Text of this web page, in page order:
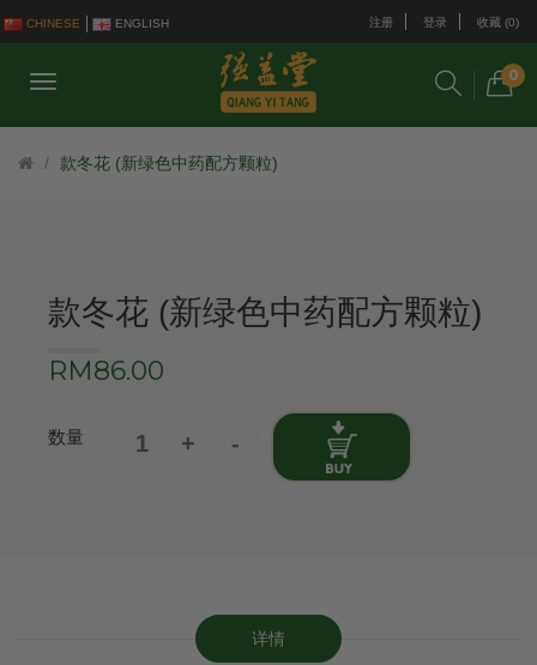
CHINESE ENGLISH 注册 登录 收藏 (0)
0
款冬花 (新绿色中药配方颗粒)
款冬花 (新绿色中药配方颗粒)
RM86.00
数量
详情